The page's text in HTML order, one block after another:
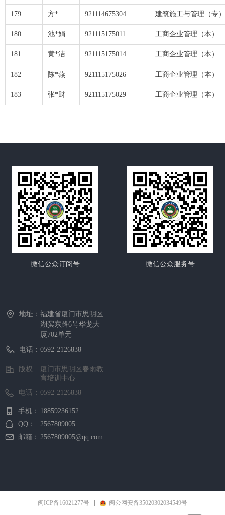
179 方* 921114675304 建筑施工与管理（专）
180 池*娟 921115175011 工商企业管理（本）
181 黄*洁 921115175014 工商企业管理（本）
182 陈*燕 921115175026 工商企业管理（本）
183 张*财 921115175029 工商企业管理（本）
微信公众订阅号 微信公众服务号
地址： 福建省厦门市思明区
湖滨东路6号华龙大
厦702单元
电话： 0592-2126838
手机： 18859236152
QQ：
2567809005
邮箱： 2567809005@qq.com
版权所有 ©
厦门市思明区春雨教
育培训中心
电话： 0592-2126838
闽ICP备16021277号 闽公网安备35020302034549号